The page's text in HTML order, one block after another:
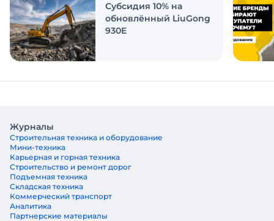
Субсидия 10% на
обновлённый LiuGong
930E
Журналы
Строительная техника и оборудование
Мини-техника
Карьерная и горная техника
Строительство и ремонт дорог
Подъемная техника
Складская техника
Коммерческий транспорт
Аналитика
Партнерские материалы